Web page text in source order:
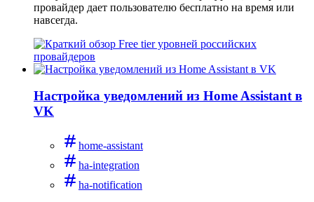
провайдер дает пользователю бесплатно на время или
навсегда.
Настройка уведомлений из Home Assistant в
VK
home-assistant
ha-integration
ha-notification